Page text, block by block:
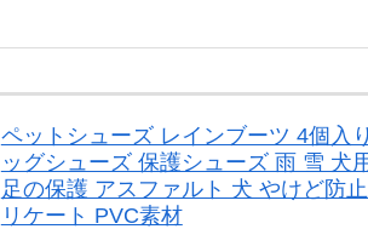
ペットシューズ レインブーツ 4個入
ッグシューズ 保護シューズ 雨 雪 犬
足の保護 アスファルト 犬 やけど防
リケート PVC素材